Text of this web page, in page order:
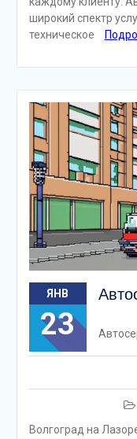
широкий спектр
техническое
ЯНВ
23
Волгоград на